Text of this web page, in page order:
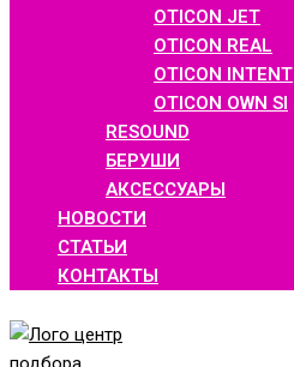
OTICON JET
OTICON REAL
OTICON INTENT
OTICON OWN SI
RESOUND
БЕРУШИ
АКСЕССУАРЫ
НОВОСТИ
СТАТЬИ
КОНТАКТЫ